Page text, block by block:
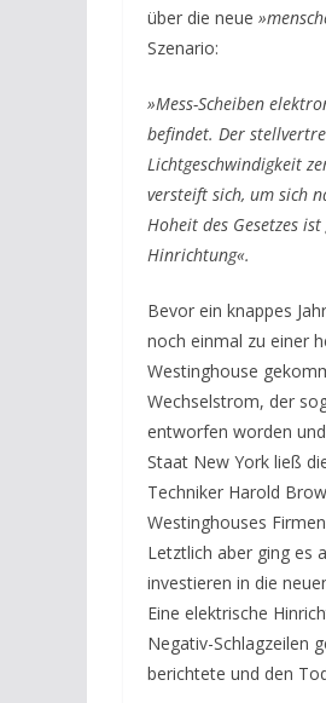
über die neue
Szenario:
»Mess-Scheiben
befindet. Der
Lichtgeschwindigkeit
versteift sich, um sich
Hoheit des Gesetzes
Hinrichtung«.
Bevor ein knappes
noch einmal zu einer
Westinghouse
Wechselstrom, der
entworfen worden
Staat New York ließ
Techniker Harold
Westinghouses
Letztlich aber ging es
investieren in die
Eine elektrische
Negativ-Schlagzeilen
berichtete und den